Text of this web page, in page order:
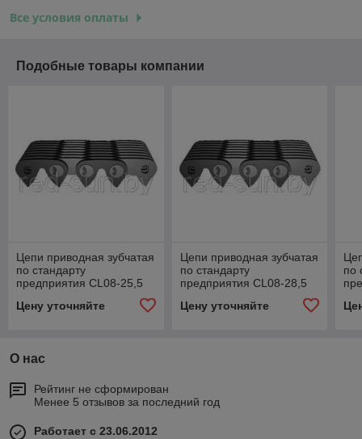
Все условия оплаты
Подобные товары компании
Цепи приводная зубчатая
по стандарту
предприятия CL08-25,5
Цену уточняйте
Цепи приводная зубчатая
по стандарту
предприятия CL08-28,5
Цену уточняйте
по
О нас
Рейтинг не сформирован
Менее 5 отзывов за последний год
Работает с 23.06.2012